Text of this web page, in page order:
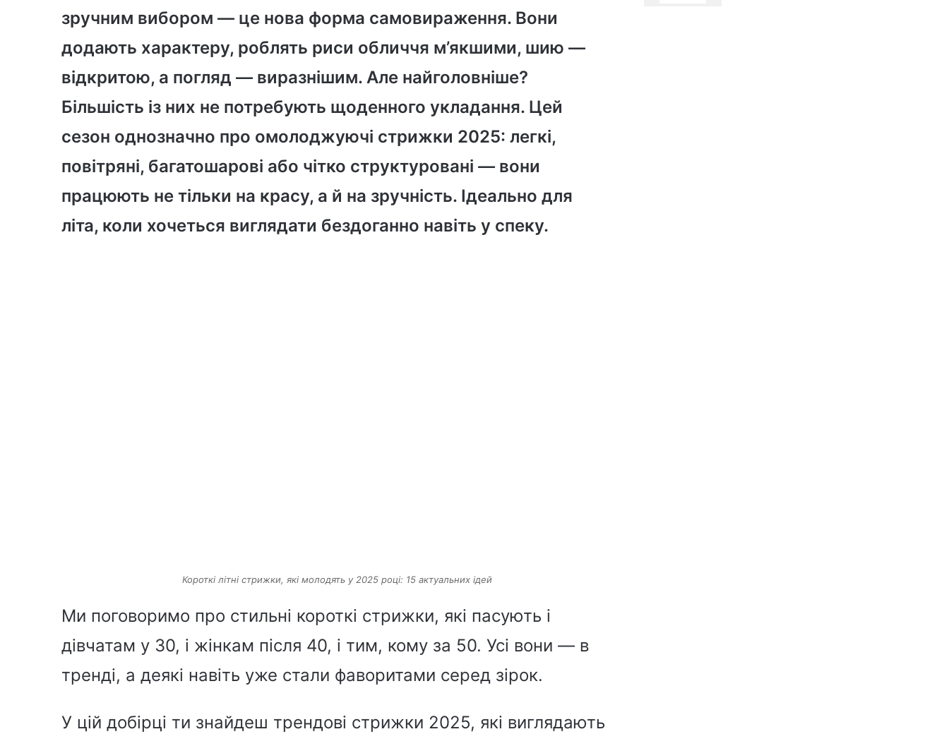
зручним вибором — це нова форма самовираження. Вони
додають характеру, роблять риси обличчя м’якшими, шию —
відкритою, а погляд — виразнішим. Але найголовніше?
Більшість із них не потребують щоденного укладання. Цей
сезон однозначно про омолоджуючі стрижки 2025: легкі,
повітряні, багатошарові або чітко структуровані — вони
працюють не тільки на красу, а й на зручність. Ідеально для
літа, коли хочеться виглядати бездоганно навіть у спеку.
Короткі літні стрижки, які молодять у 2025 році: 15 актуальних ідей
Ми поговоримо про стильні короткі стрижки, які пасують і
дівчатам у 30, і жінкам після 40, і тим, кому за 50. Усі вони — в
тренді, а деякі навіть уже стали фаворитами серед зірок.
У цій добірці ти знайдеш трендові стрижки 2025, які виглядають